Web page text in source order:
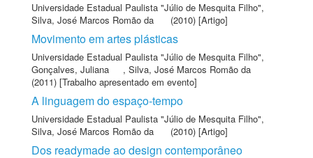
Universidade Estadual Paulista "Júlio de Mesquita Filho",
Silva, José Marcos Romão da
(2010) [Artigo]
Movimento em artes plásticas
Universidade Estadual Paulista "Júlio de Mesquita Filho",
Gonçalves, Juliana
, Silva, José Marcos Romão da
(2011) [Trabalho apresentado em evento]
A linguagem do espaço-tempo
Universidade Estadual Paulista "Júlio de Mesquita Filho",
Silva, José Marcos Romão da
(2010) [Artigo]
Dos readymade ao design contemporâneo